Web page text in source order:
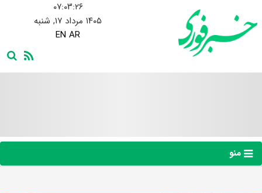
۰۷:۰۳:۲۷
۱۴۰۵ مرداد ۱۷, شنبه
EN AR
منو